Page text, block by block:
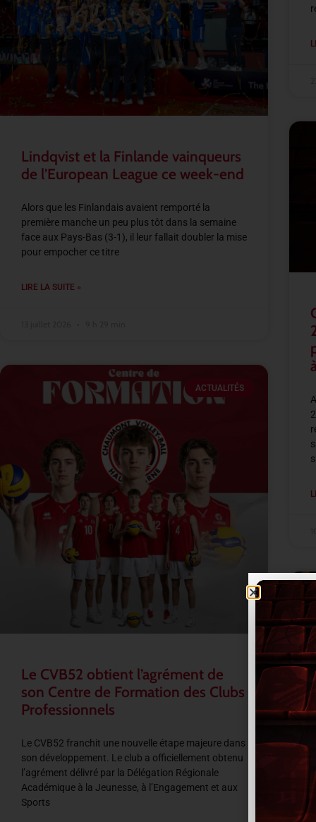
Lindqvist et la Finlande vainqueurs
de l’European League ce week-end
Alors que les Finlandais avaient remporté la
première manche un peu plus tôt dans la semaine
face aux Pays-Bas (3-1), il leur fallait doubler la mise
pour empocher ce titre
LIRE LA SUITE »
ACTUALITÉS
Le CVB52 obtient l’agrément de
son Centre de Formation des Clubs
Professionnels
Le CVB52 franchit une nouvelle étape majeure dans
son développement. Le club a officiellement obtenu
l’agrément délivré par la Délégation Régionale
Académique à la Jeunesse, à l’Engagement et aux
Sports